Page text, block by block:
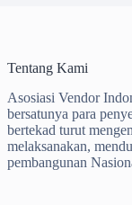
Tentang Kami
Asosiasi Vendor
bersatunya para
bertekad turut
melaksanakan,
pembangunan